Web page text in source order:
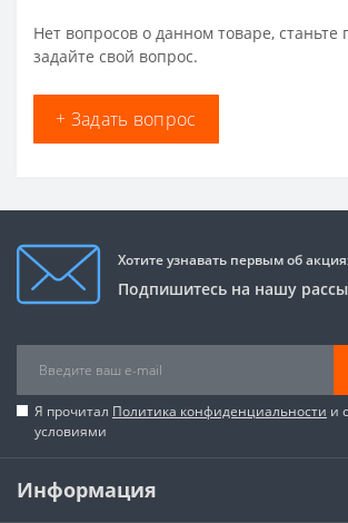
Нет вопросов о данном товаре,
задайте свой вопрос.
+ Задать вопрос
Хотите узнавать первым об
Подпишитесь на нашу
Я прочитал Политика конфиденциальности и
условиями
Информация